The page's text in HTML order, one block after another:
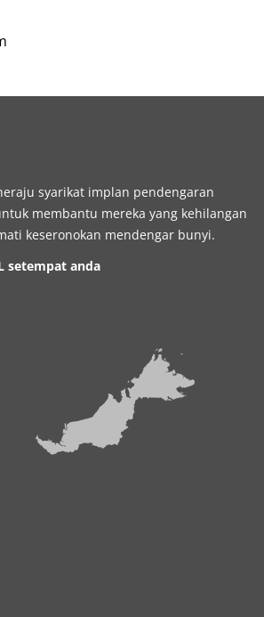
syarikat implan pendengaran
membantu mereka yang kehilangan
keseronokan mendengar bunyi.
setempat anda